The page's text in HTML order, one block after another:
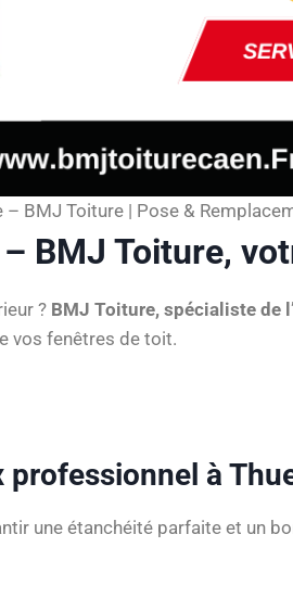
BMJ Toiture | Pose &
BMJ Toiture,
? BMJ Toiture, spécialiste de
vos fenêtres de toit.
à
une étanchéité parfaite et un